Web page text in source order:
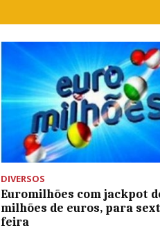
DIVERSOS
Euromilhões com jackpot
milhões de euros, para
feira